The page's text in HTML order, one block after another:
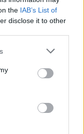
the IAB’s List of
disclose it to other